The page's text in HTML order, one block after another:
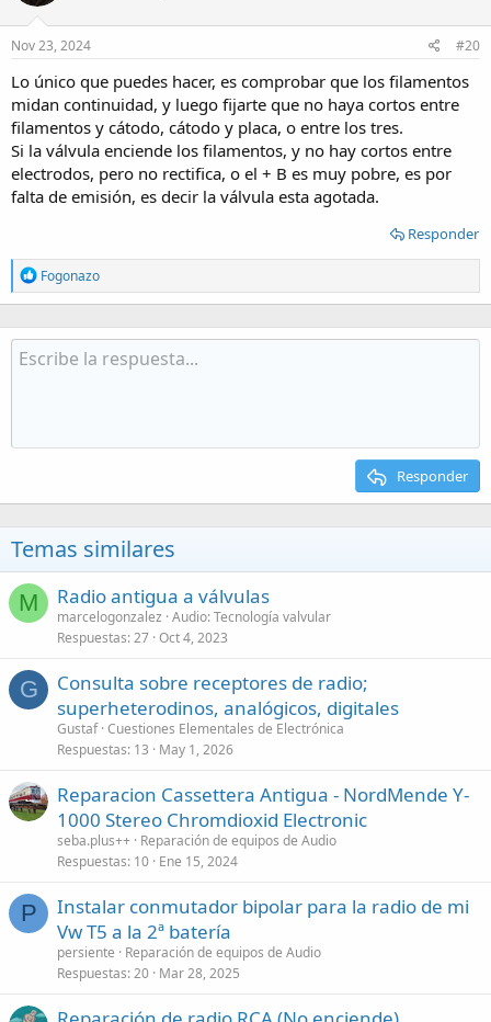
Nov 23, 2024 #20
Lo único que puedes hacer, es comprobar que los filamentos
midan continuidad, y luego fijarte que no haya cortos entre
filamentos y cátodo, cátodo y placa, o entre los tres.
Si la válvula enciende los filamentos, y no hay cortos entre
electrodos, pero no rectifica, o el + B es muy pobre, es por
falta de emisión, es decir la válvula esta agotada.
Responder
R
e
a
c
t
i
Fogonazo
Responder
Temas similares
M Radio antigua a válvulas
marcelogonzalez Audio: Tecnología valvular
Respuestas 27 Oct 4, 2023
G
Consulta sobre receptores de radio;
superheterodinos, analógicos, digitales
Gustaf Cuestiones Elementales de Electrónica
Respuestas 13 May 1, 2026
Reparacion Cassettera Antigua - NordMende Y-
1000 Stereo Chromdioxid Electronic
seba.plus++ Reparación de equipos de Audio
Respuestas 10 Ene 15, 2024
P
Instalar conmutador bipolar para la radio de mi
Vw T5 a la 2ª batería
persiente
Reparación de equipos de Audio
Respuestas 20 Mar 28, 2025